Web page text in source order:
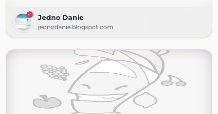
Jedno Danie
jednodanie.blogspot.com